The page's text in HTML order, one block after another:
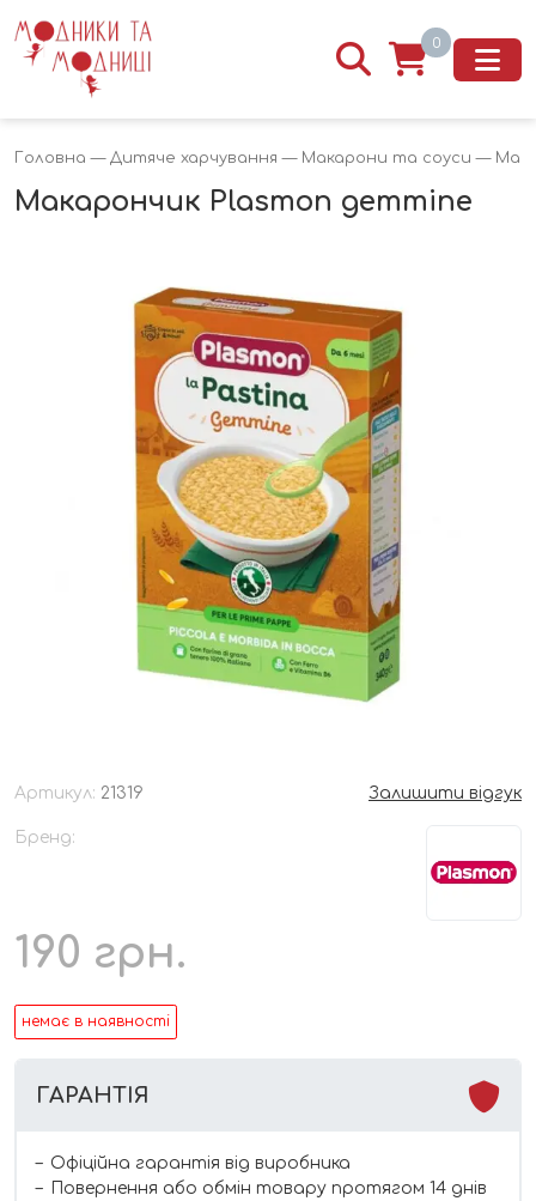
0
Головна — Дитяче харчування — Макарони та соуси —
Макарончик Plasmon gemmine
Артикул: 21319 Залишити відгук
Бренд:
190 грн.
немає в наявності
ГАРАНТІЯ
Офіційна гарантія від виробника
Повернення або обмін товару протягом 14 днів